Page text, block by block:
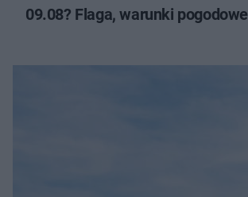
09.08? Flaga, warunki pogodowe